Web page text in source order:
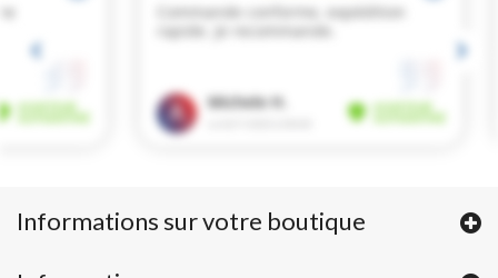
Informations sur votre boutique